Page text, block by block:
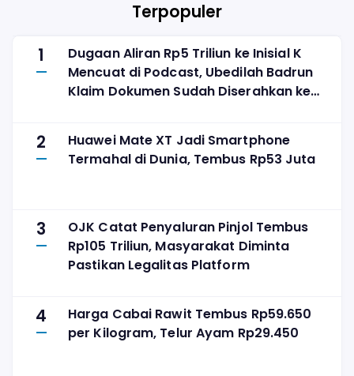
Terpopuler
1
Dugaan Aliran Rp5 Triliun ke Inisial K
Mencuat di Podcast, Ubedilah Badrun
Klaim Dokumen Sudah Diserahkan ke
2
Huawei Mate XT Jadi Smartphone
Termahal di Dunia, Tembus Rp53 Juta
3
OJK Catat Penyaluran Pinjol Tembus
Rp105 Triliun, Masyarakat Diminta
Pastikan Legalitas Platform
4
Harga Cabai Rawit Tembus Rp59.650
per Kilogram, Telur Ayam Rp29.450